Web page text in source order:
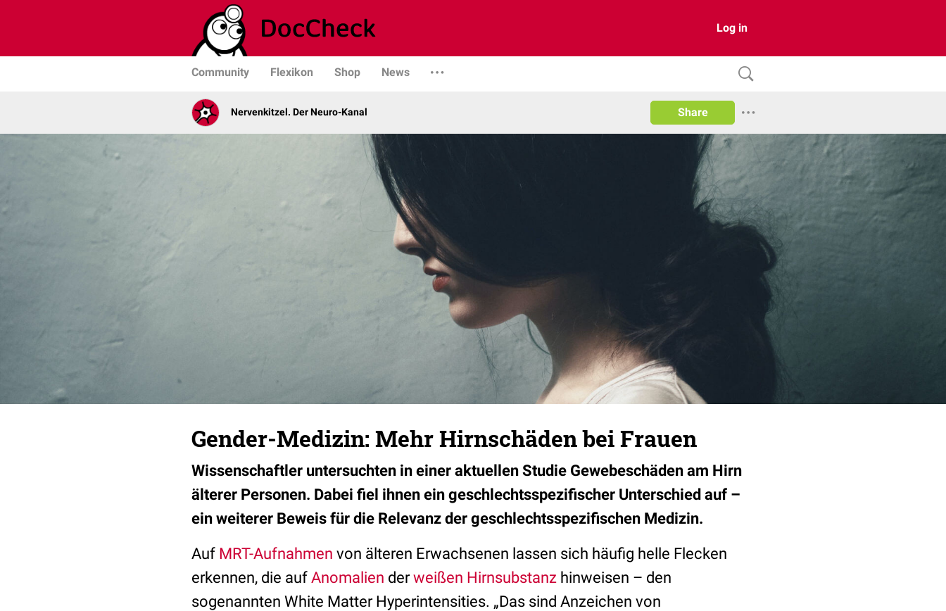
Log in
Community Flexikon Shop News
Nervenkitzel. Der Neuro-Kanal Share
Gender-Medizin: Mehr Hirnschäden bei Frauen
Wissenschaftler untersuchten in einer aktuellen Studie Gewebeschäden am Hirn
älterer Personen. Dabei fiel ihnen ein geschlechtsspezifischer Unterschied auf –
ein weiterer Beweis für die Relevanz der geschlechtsspezifischen Medizin.
Auf MRT-Aufnahmen von älteren Erwachsenen lassen sich häufig helle Flecken
erkennen, die auf Anomalien derweißen Hirnsubstanz hinweisen – den
sogenannten White Matter Hyperintensities. „Das sind Anzeichen von